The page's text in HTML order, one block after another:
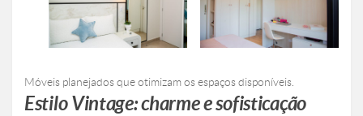
Móveis planejados que otimizam os espaços disponíveis.
Estilo Vintage: charme e sofisticação